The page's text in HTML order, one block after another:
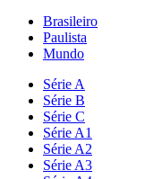
Brasileiro
Paulista
Mundo
Série A
Série B
Série C
Série A1
Série A2
Série A3